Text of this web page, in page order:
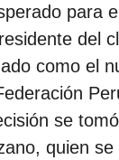
para
del
como el
se
quien se